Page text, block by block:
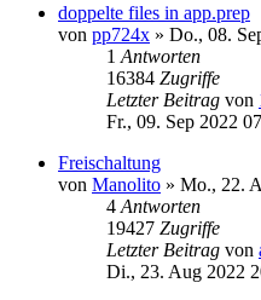
doppelte files in app.prep
von pp724x » Do., 08.
1 Antworten
16384 Zugriffe
Letzter Beitrag von
Fr., 09. Sep 2022
Freischaltung
von Manolito » Mo., 22.
4 Antworten
19427 Zugriffe
Letzter Beitrag von
Di., 23. Aug 2022